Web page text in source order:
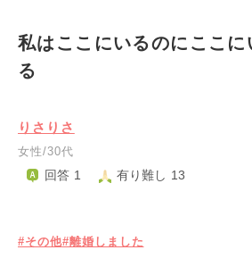
私はここにいるのにここに
る
りさりさ
女性/30代
回答 1 有り難し 13
#その他#離婚しました